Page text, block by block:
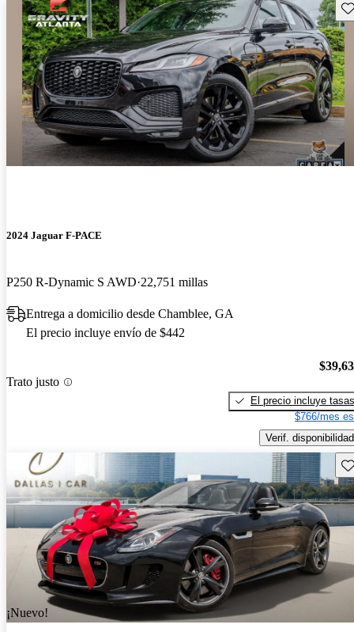
2024 Jaguar F-PACE
P250 R-Dynamic S AWD 22,751 millas
Entrega a domicilio desde Chamblee, GA
El precio incluye envío de $442
Trato justo
El precio incluye tasas
$766/mes
Verif. disponibilidad
¡Nuevo!